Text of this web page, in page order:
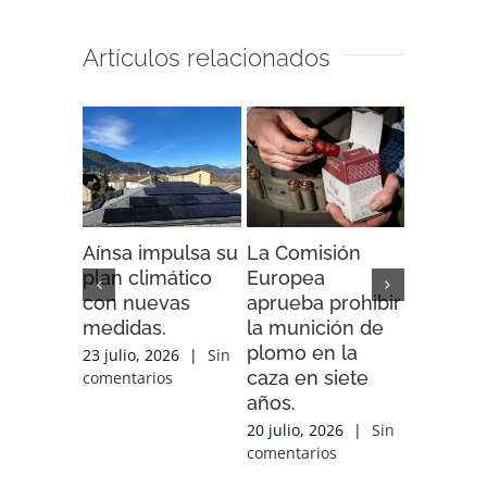
Artículos relacionados
Aínsa impulsa su
plan climático
con nuevas
medidas.
23 julio, 2026 |
Sin
comentarios
La Comisión
Europea
aprueba prohibir
la munición de
plomo en la
caza en siete
años.
20 julio, 2026 |
Sin
comentarios